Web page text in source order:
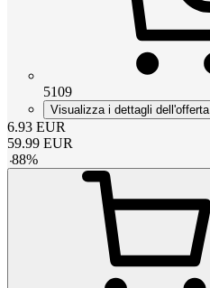
5109
Visualizza i dettagli dell'offerta
6.93 EUR
59.99 EUR
-88%